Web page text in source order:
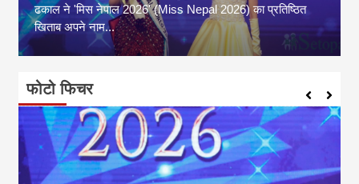
ढकाल ने 'मिस नेपाल 2026' (Miss Nepal 2026) का प्रतिष्ठित
खिताब अपने नाम...
फोटो फिचर